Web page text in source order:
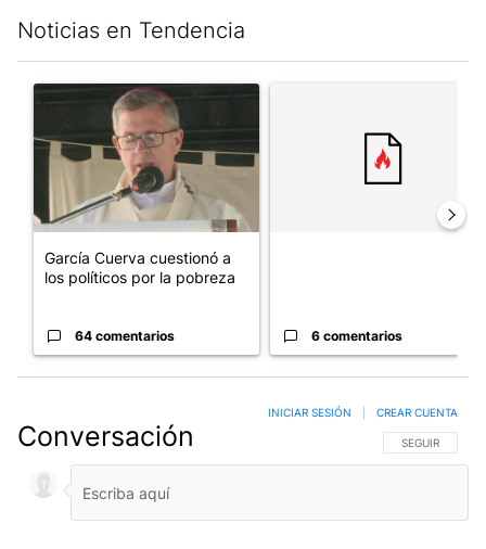
Noticias en Tendencia
Un artículo de tendencia con el título "García Cuerva
García Cuerva cuestionó a
los políticos por la pobreza
64 comentarios 6 comentarios
Conversación SIGA ESTA
SEGUIR
INICIAR SESIÓN CREAR CUENTA